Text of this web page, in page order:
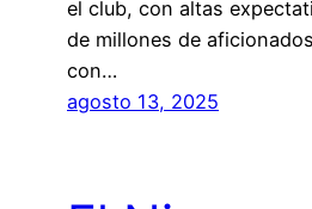
el club, con altas
de millones de
con…
agosto 13, 2025